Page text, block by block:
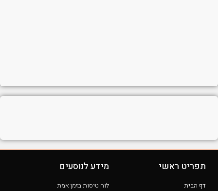
תפריט ראשי
דף הבית
מידע לנוסעים
לוח טיסות בזמן אמת